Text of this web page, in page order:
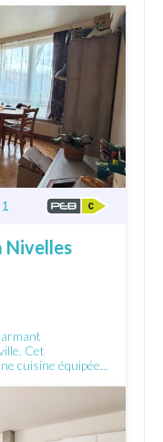
1
Nivelles
Cet
cuisine équipée...